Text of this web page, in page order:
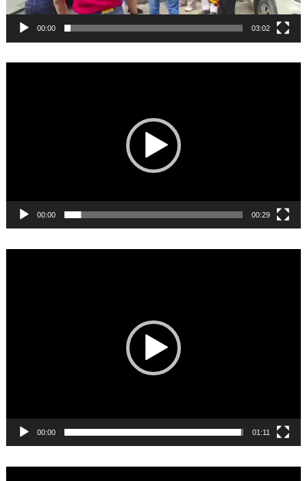
00:00 03:02
00:00 00:29
00:00 01:11